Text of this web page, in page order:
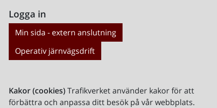
Logga in
Min sida - extern anslutning
Operativ järnvägsdrift
Kakor (cookies)Trafikverket använder kakor för att
förbättra och anpassa ditt besök på vår webbplats.